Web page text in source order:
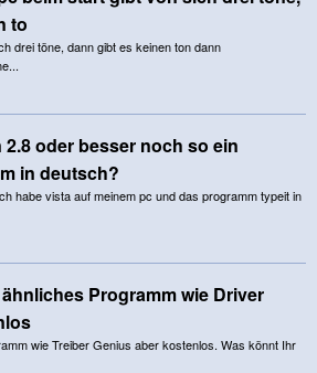
to
drei töne, dann gibt es keinen ton dann
oder besser noch so ein
in deutsch?
habe vista auf meinem pc und das programm typeit in
Programm wie Driver
wie Treiber Genius aber kostenlos. Was könnt Ihr